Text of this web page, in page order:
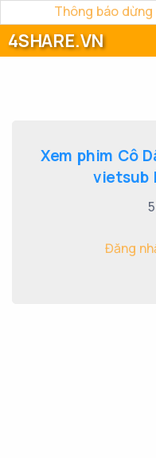
Thông báo
4SHARE.VN
Xem phim Cô
vietsub
Đăng